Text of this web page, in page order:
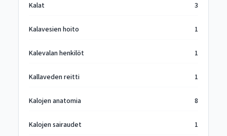
Kalat 3
Kalavesien hoito 1
Kalevalan henkilöt 1
Kallaveden reitti 1
Kalojen anatomia 8
Kalojen sairaudet 1